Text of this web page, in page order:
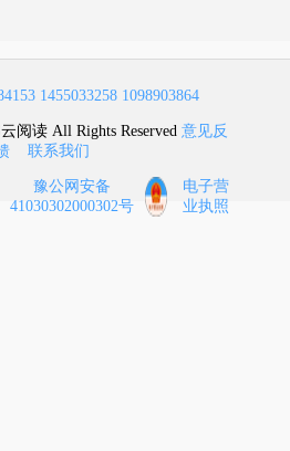
1455033258 1098903864
阅读 All Rights Reserved 意见反
联系我们
豫公网安备
41030302000302号
电子营
业执照